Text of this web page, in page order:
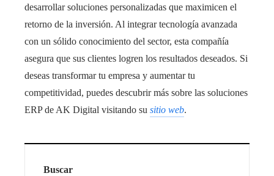
desarrollar soluciones personalizadas que maximicen el
retorno de la inversión. Al integrar tecnología avanzada
con un sólido conocimiento del sector, esta compañía
asegura que sus clientes logren los resultados deseados. Si
deseas transformar tu empresa y aumentar tu
competitividad, puedes descubrir más sobre las soluciones
ERP de AK Digital visitando su sitio web.
Buscar